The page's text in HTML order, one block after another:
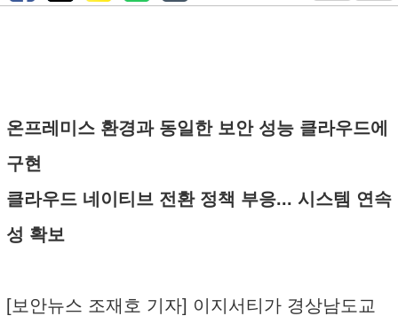
온프레미스 환경과 동일한 보안 성능 클라우드에
구현
클라우드 네이티브 전환 정책 부응... 시스템 연속
성 확보
[보안뉴스 조재호 기자] 이지서티가 경상남도교